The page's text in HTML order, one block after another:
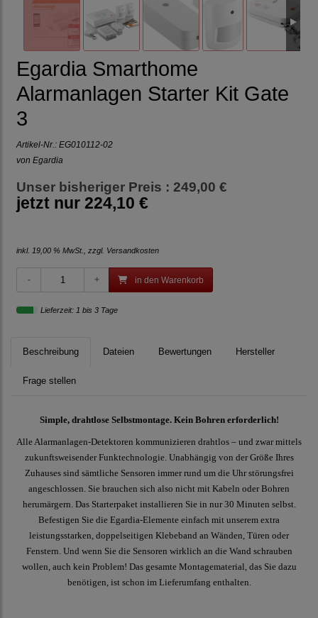
Egardia Smarthome
Alarmanlagen Starter Kit Gate
3
Artikel-Nr.: EG010112-02
von Egardia
Unser bisheriger Preis : 249,00 €
jetzt nur 224,10 €
inkl. 19,00 % MwSt., zzgl. Versandkosten
in den Warenkorb
Lieferzeit: 1 bis 3 Tage
Beschreibung Dateien Bewertungen Hersteller
Frage stellen
Simple, drahtlose Selbstmontage. Kein Bohren erforderlich!
Alle Alarmanlagen-Detektoren kommunizieren drahtlos – und zwar mittels
zukunftsweisender Funktechnologie. Unabhängig von der Größe Ihres
Zuhauses sind sämtliche Sensoren immer rund um die Uhr störungsfrei
angeschlossen. Sie brauchen sich also nicht mit Kabeln oder Bohren
herumärgern. Das Starterpaket installieren Sie in nur 30 Minuten selbst.
Befestigen Sie die Egardia-Elemente einfach mit unserem extra
leistungsstarken, doppelseitigen Klebeband an Wänden, Türen oder
Fenstern. Und wenn Sie die Sensoren wirklich an die Wand schrauben
wollen, auch kein Problem! Das gesamte Montagematerial, das Sie dazu
benötigen, ist schon im Lieferumfang enthalten.